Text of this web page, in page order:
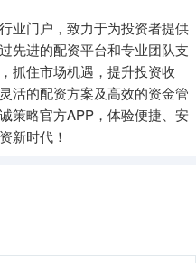
业门户，致力于为投资者提供
先进的配资平台和专业团队支
抓住市场机遇，提升投资收
活的配资方案及高效的资金管
策略官方APP，体验便捷、安
新时代！